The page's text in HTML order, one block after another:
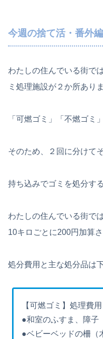
今週の捨て活・番外編
わたしの住んでいる街で
ミ処理施設が２か所ありま
「可燃ゴミ」「不燃ゴミ
そのため、２回に分けて
持ち込みでゴミを処分す
わたしの住んでいる街で
10キロごとに200円加算さ
処分費用と主な処分品は
【可燃ゴミ】処理費
●和室のふすま、障子
●ベビーベッドの柵（